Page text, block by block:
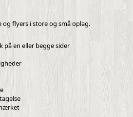
og flyers i store og små oplag.
på en eller begge sider